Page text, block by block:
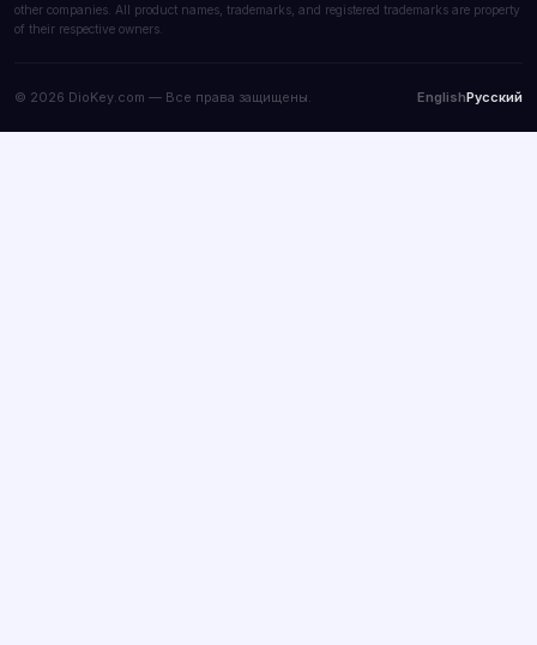
other companies. All product names, trademarks, and registered trademarks are property
of their respective owners.
© 2026 DioKey.com — Все права защищены. EnglishРусский